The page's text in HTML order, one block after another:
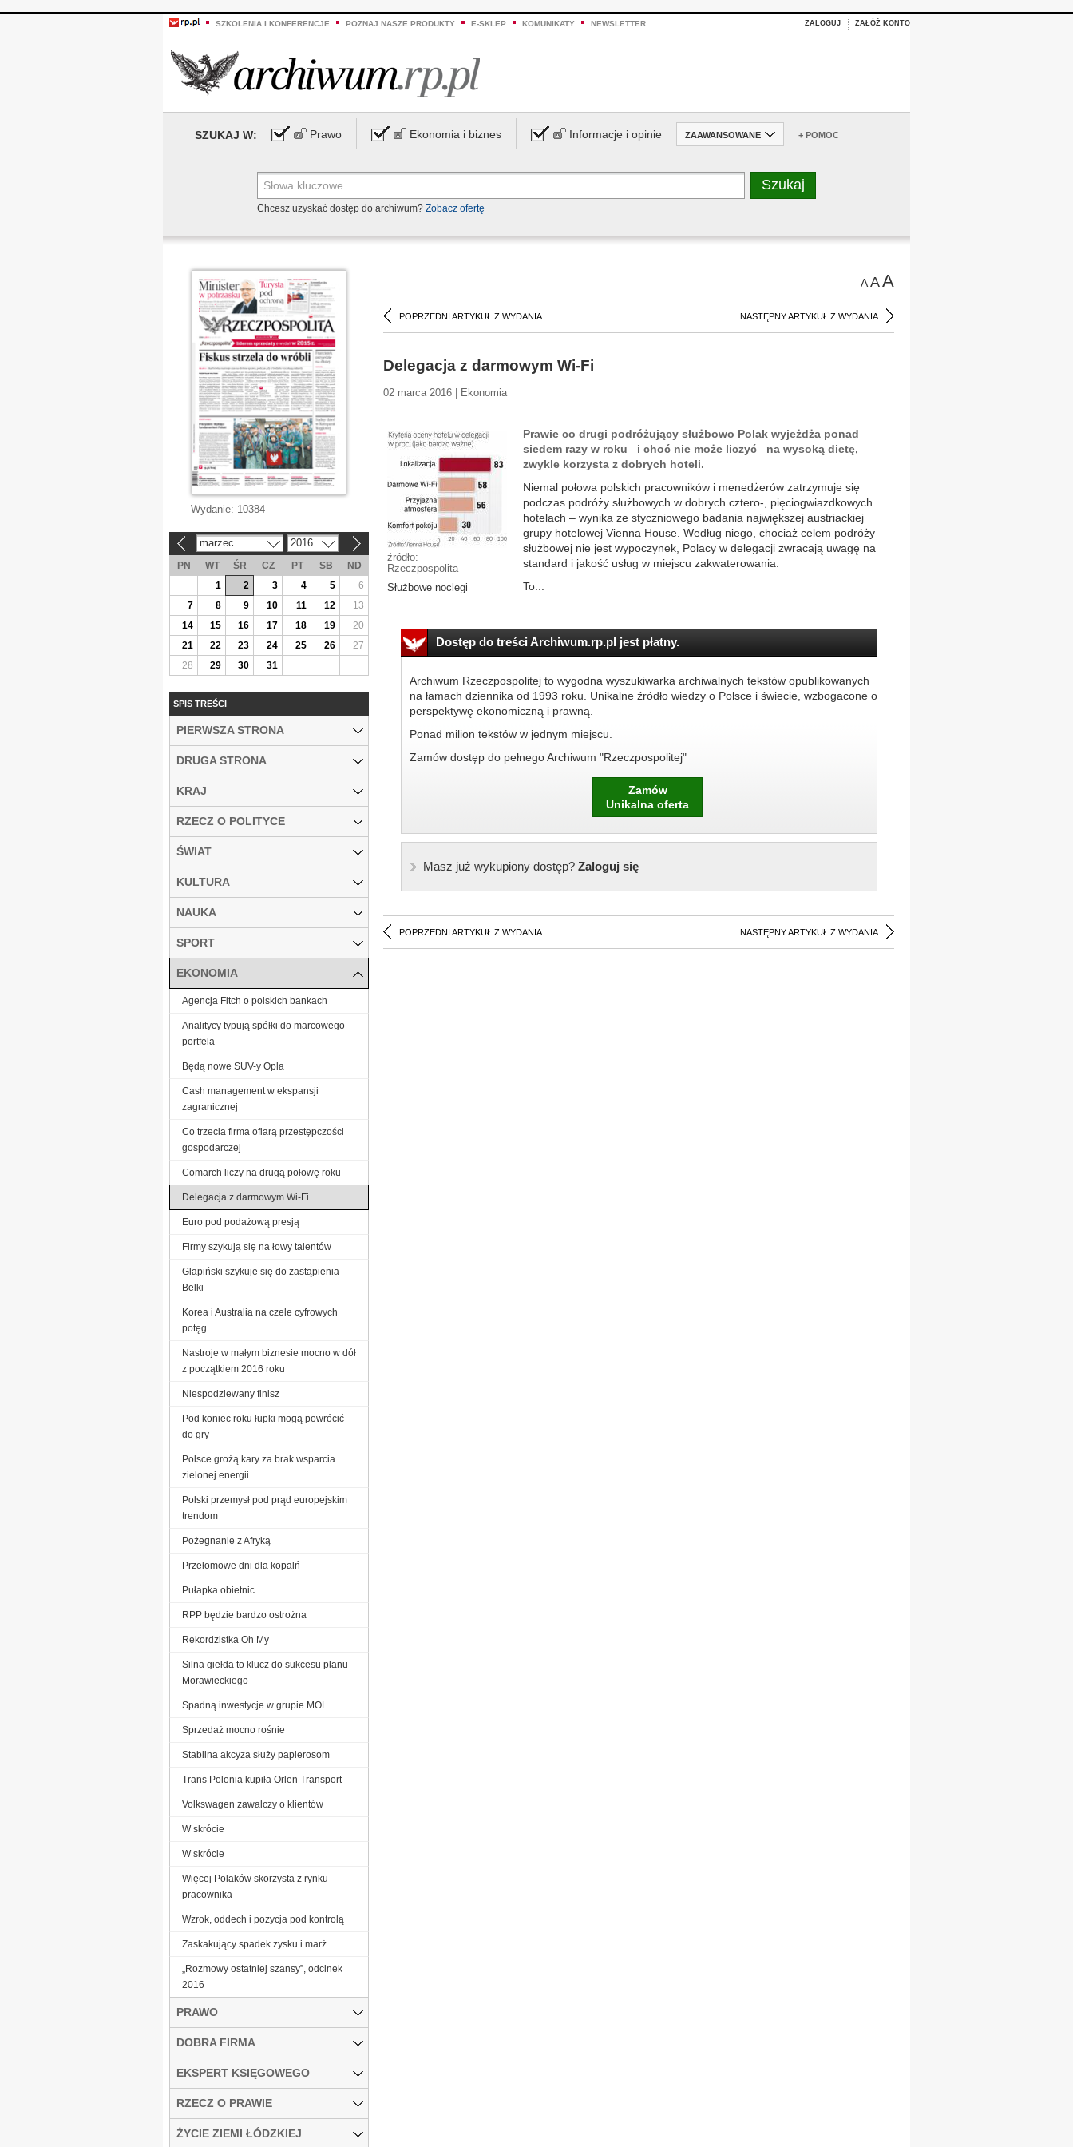
SZKOLENIA I KONFERENCJE POZNAJ NASZE PRODUKTY E-SKLEP KOMUNIKATY NEWSLETTER ZALOGUJ ZAŁÓŻ KONTO
SZUKAJ W: Prawo Ekonomia i biznes Informacje i opinie ZAAWANSOWANE + POMOC
Chcesz uzyskać dostęp do archiwum? Zobacz ofertę
AAA
POPRZEDNI ARTYKUŁ Z WYDANIA NASTĘPNY ARTYKUŁ Z WYDANIA
Delegacja z darmowym Wi-Fi
02 marca 2016 | Ekonomia
źródło:
Rzeczpospolita
Służbowe noclegi
Prawie co drugi podróżujący służbowo Polak wyjeżdża ponad
siedem razy w roku i choć nie może liczyć na wysoką dietę,
zwykle korzysta z dobrych hoteli.
Niemal połowa polskich pracowników i menedżerów zatrzymuje się
podczas podróży służbowych w dobrych cztero-, pięciogwiazdkowych
hotelach – wynika ze styczniowego badania największej austriackiej
grupy hotelowej Vienna House. Według niego, chociaż celem podróży
służbowej nie jest wypoczynek, Polacy w delegacji zwracają uwagę na
standard i jakość usług w miejscu zakwaterowania.
To...
Dostęp do treści Archiwum.rp.pl jest płatny.
Archiwum Rzeczpospolitej to wygodna wyszukiwarka archiwalnych tekstów opublikowanych
na łamach dziennika od 1993 roku. Unikalne źródło wiedzy o Polsce i świecie, wzbogacone o
perspektywę ekonomiczną i prawną.
Ponad milion tekstów w jednym miejscu.
Zamów dostęp do pełnego Archiwum "Rzeczpospolitej"
Zamów
Unikalna oferta
Masz już wykupiony dostęp?Zaloguj się
POPRZEDNI ARTYKUŁ Z WYDANIA NASTĘPNY ARTYKUŁ Z WYDANIA
Wydanie: 10384
marzec 2016
PN WT ŚR CZ PT SB
ND
1
2 3 4 5
6
7
8 9 10 11 12
13
14
15 16 17 18 19
20
21
22 23 24 25 26
27
28
29 30 31
SPIS TREŚCI
PIERWSZA STRONA
DRUGA STRONA
KRAJ
RZECZ O POLITYCE
ŚWIAT
KULTURA
NAUKA
SPORT
EKONOMIA
Agencja Fitch o polskich bankach
Analitycy typują spółki do marcowego
portfela
Będą nowe SUV-y Opla
Cash management w ekspansji
zagranicznej
Co trzecia firma ofiarą przestępczości
gospodarczej
Comarch liczy na drugą połowę roku
Delegacja z darmowym Wi-Fi
Euro pod podażową presją
Firmy szykują się na łowy talentów
Glapiński szykuje się do zastąpienia
Belki
Korea i Australia na czele cyfrowych
potęg
Nastroje w małym biznesie mocno w dół
z początkiem 2016 roku
Niespodziewany finisz
Pod koniec roku łupki mogą powrócić
do gry
Polsce grożą kary za brak wsparcia
zielonej energii
Polski przemysł pod prąd europejskim
trendom
Pożegnanie z Afryką
Przełomowe dni dla kopalń
Pułapka obietnic
RPP będzie bardzo ostrożna
Rekordzistka Oh My
Silna giełda to klucz do sukcesu planu
Morawieckiego
Spadną inwestycje w grupie MOL
Sprzedaż mocno rośnie
Stabilna akcyza służy papierosom
Trans Polonia kupiła Orlen Transport
Volkswagen zawalczy o klientów
W skrócie
W skrócie
Więcej Polaków skorzysta z rynku
pracownika
Wzrok, oddech i pozycja pod kontrolą
Zaskakujący spadek zysku i marż
„Rozmowy ostatniej szansy”, odcinek
2016
PRAWO
DOBRA FIRMA
EKSPERT KSIĘGOWEGO
RZECZ O PRAWIE
ŻYCIE ZIEMI ŁÓDZKIEJ